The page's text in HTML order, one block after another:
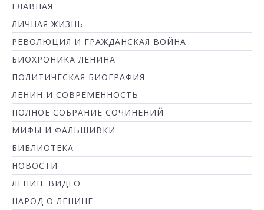
ГЛАВНАЯ
ЛИЧНАЯ ЖИЗНЬ
РЕВОЛЮЦИЯ И ГРАЖДАНСКАЯ ВОЙНА
БИОХРОНИКА ЛЕНИНА
ПОЛИТИЧЕСКАЯ БИОГРАФИЯ
ЛЕНИН И СОВРЕМЕННОСТЬ
ПОЛНОЕ СОБРАНИЕ СОЧИНЕНИЙ
МИФЫ И ФАЛЬШИВКИ
БИБЛИОТЕКА
НОВОСТИ
ЛЕНИН. ВИДЕО
НАРОД О ЛЕНИНЕ